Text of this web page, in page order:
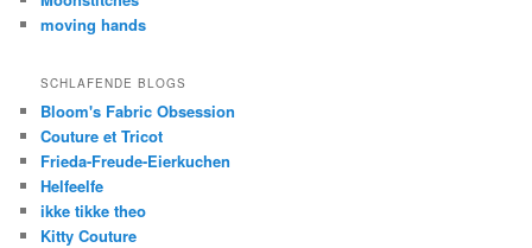
moving hands
SCHLAFENDE BLOGS
Bloom's Fabric Obsession
Couture et Tricot
Frieda-Freude-Eierkuchen
Helfeelfe
ikke tikke theo
Kitty Couture